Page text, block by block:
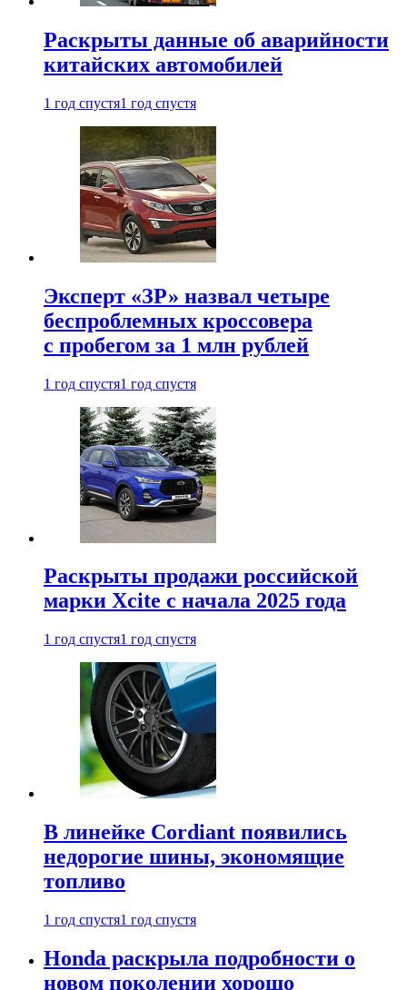
Раскрыты данные об аварийности
китайских автомобилей
1 год спустя1 год спустя
Эксперт «ЗР» назвал четыре
беспроблемных кроссовера
с пробегом за 1 млн рублей
1 год спустя1 год спустя
Раскрыты продажи российской
марки Xcite с начала 2025 года
1 год спустя1 год спустя
В линейке Cordiant появились
недорогие шины, экономящие
топливо
1 год спустя1 год спустя
Honda раскрыла подробности о
новом поколении хорошо